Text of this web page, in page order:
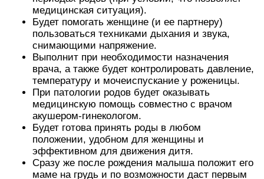
медицинская ситуация).
Будет помогать женщине (и ее партнеру)
пользоваться техниками дыхания и звука,
снимающими напряжение.
Выполнит при необходимости назначения
врача, а также будет контролировать давление,
температуру и мочеиспускание у роженицы.
При патологии родов будет оказывать
медицинскую помощь совместно с врачом
акушером-гинекологом.
Будет готова принять роды в любом
положении, удобном для женщины и
эффективном для движения дитя.
Сразу же после рождения малыша положит его
маме на грудь и по возможности даст первым